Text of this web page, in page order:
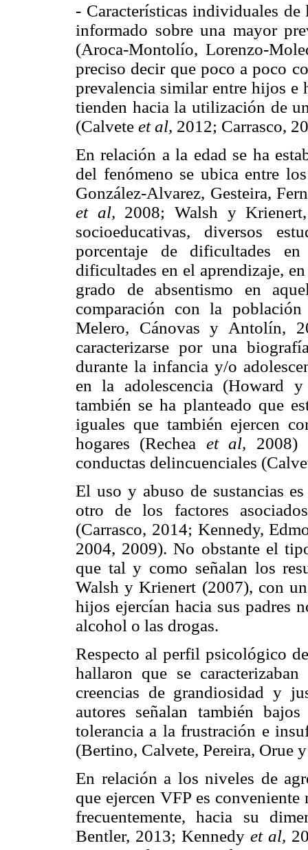
- Características individuales
informado sobre una mayor
(Aroca-Montolío, Lorenzo-
preciso decir que poco a poco
prevalencia similar entre hijos e
tienden hacia la utilización de
(Calvete et al, 2012; Carrasco,
En relación a la edad se ha
del fenómeno se ubica entre
González-Alvarez, Gesteira,
et al, 2008; Walsh y
socioeducativas, diversos
porcentaje de dificultades
dificultades en el aprendizaje,
grado de absentismo en
comparación con la
Melero, Cánovas y Antolín,
caracterizarse por una
durante la infancia y/o
en la adolescencia (Howard
también se ha planteado que
iguales que también ejercen
hogares (Rechea et al, 2008)
conductas delincuenciales
El uso y abuso de sustancias
otro de los factores
(Carrasco, 2014; Kennedy,
2004, 2009). No obstante el
que tal y como señalan los
Walsh y Krienert (2007), con
hijos ejercían hacia sus padres
alcohol o las drogas.
Respecto al perfil psicológico
hallaron que se
creencias de grandiosidad y
autores señalan también
tolerancia a la frustración e
(Bertino, Calvete, Pereira, Orue
En relación a los niveles de
que ejercen VFP es
frecuentemente, hacia su
Bentler, 2013; Kennedy et al,